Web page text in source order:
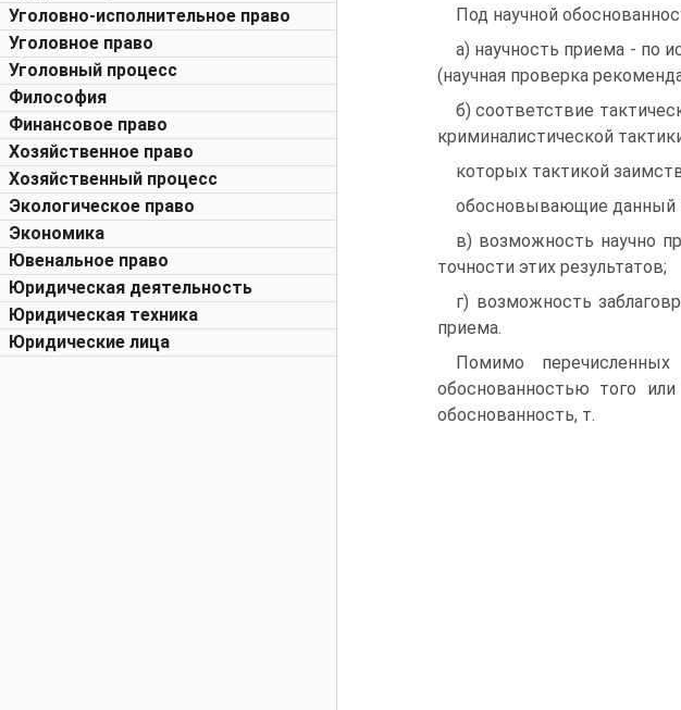
Уголовно-исполнительное право
Уголовное право
Уголовный процесс
Философия
Финансовое право
Хозяйственное право
Хозяйственный процесс
Экологическое право
Экономика
Ювенальное право
Юридическая деятельность
Юридическая техника
Юридические лица
Под научной
а) научность приема - по
(научная проверка
б) соответствие
криминалистической
которых тактикой
обосновывающие данный
в) возможность научно
точности этих результатов;
г) возможность
приема.
Помимо
обоснованностью того
обоснованность, т.